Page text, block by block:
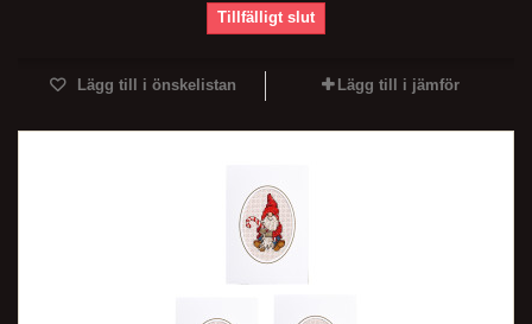
Tillfälligt slut
Lägg till i önskelistan Lägg till i jämför